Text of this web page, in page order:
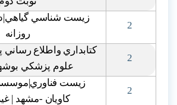
2
زيست شناسي
روزانه
2
کتابداري واطلاع
علوم پزشکي
2
زيست فناوري|موسسه
کاويان -مشهد |